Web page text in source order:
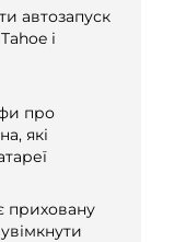
автозапуск
і
про
які
приховану